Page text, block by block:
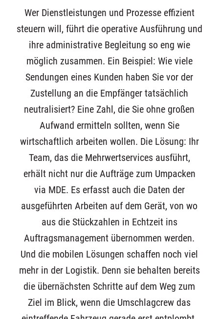
Wer Dienstleistungen und Prozesse effizient
steuern will, führt die operative Ausführung und
ihre administrative Begleitung so eng wie
möglich zusammen. Ein Beispiel: Wie viele
Sendungen eines Kunden haben Sie vor der
Zustellung an die Empfänger tatsächlich
neutralisiert? Eine Zahl, die Sie ohne großen
Aufwand ermitteln sollten, wenn Sie
wirtschaftlich arbeiten wollen. Die Lösung: Ihr
Team, das die Mehrwertservices ausführt,
erhält nicht nur die Aufträge zum Umpacken
via MDE. Es erfasst auch die Daten der
ausgeführten Arbeiten auf dem Gerät, von wo
aus die Stückzahlen in Echtzeit ins
Auftragsmanagement übernommen werden.
Und die mobilen Lösungen schaffen noch viel
mehr in der Logistik. Denn sie behalten bereits
die übernächsten Schritte auf dem Weg zum
Ziel im Blick, wenn die Umschlagcrew das